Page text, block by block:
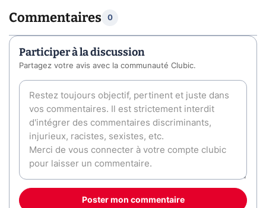
Commentaires 0
Participer à la discussion
Partagez votre avis avec la communauté Clubic.
Poster mon commentaire